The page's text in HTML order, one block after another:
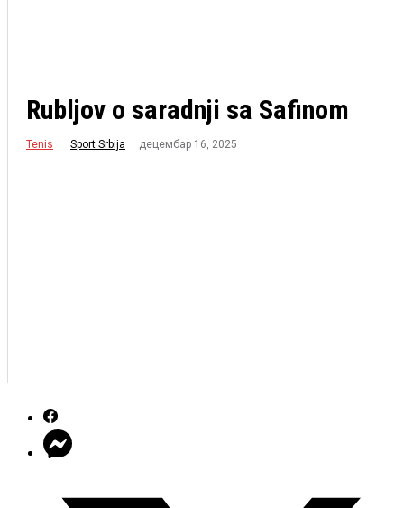
Rubljov o saradnji sa Safinom
Tenis Sport Srbija децембар 16, 2025